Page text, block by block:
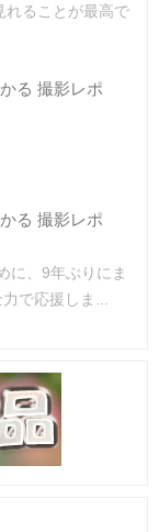
れることが最高で
る 撮影レポ
る 撮影レポ
に、9年ぶりにま
で応援しま...